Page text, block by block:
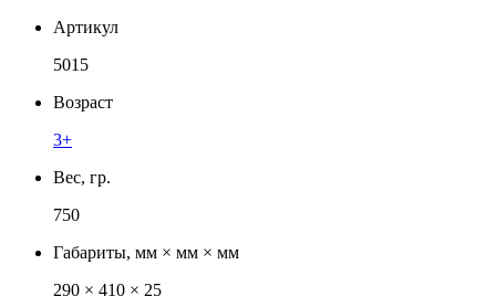
Артикул
5015
Возраст
3+
Вес, гр.
750
Габариты, мм × мм × мм
290 × 410 × 25